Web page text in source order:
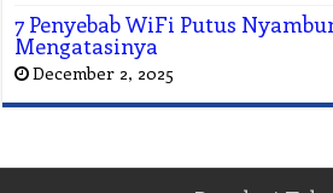
7 Penyebab WiFi Putus
Mengatasinya
December 2, 2025